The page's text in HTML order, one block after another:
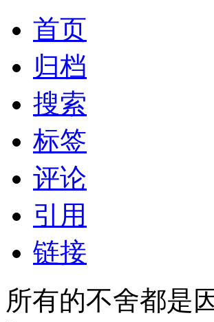
首页
归档
搜索
标签
评论
引用
链接
所有的不舍都是